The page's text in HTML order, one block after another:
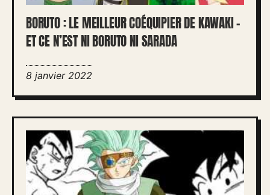
BORUTO : LE MEILLEUR COÉQUIPIER DE KAWAKI –
ET CE N’EST NI BORUTO NI SARADA
8 janvier 2022